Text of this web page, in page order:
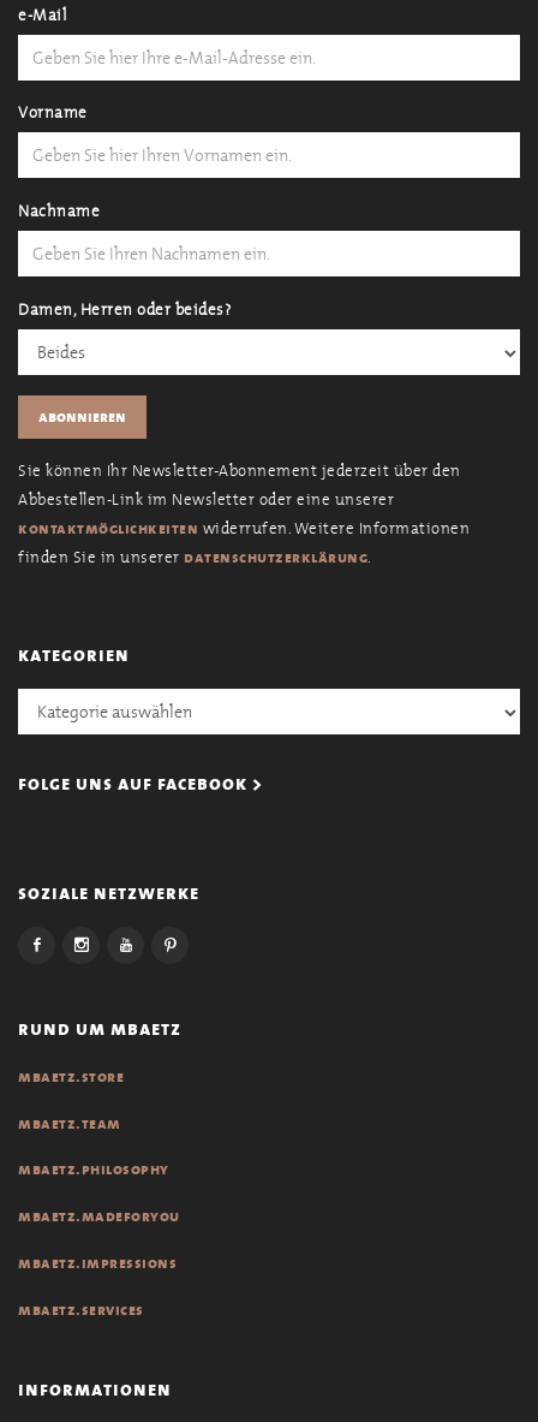
e-Mail
Vorname
Nachname
Damen, Herren oder beides?
Sie können Ihr Newsletter-Abonnement jederzeit über den
Abbestellen-Link im Newsletter oder eine unserer
kontaktmöglichkeiten widerrufen. Weitere Informationen
finden Sie in unserer datenschutzerklärung.
kategorien
Kategorien
folge uns auf facebook >
soziale netzwerke
rund um mbaetz
mbaetz.store
mbaetz.team
mbaetz.philosophy
mbaetz.madeforyou
mbaetz.impressions
mbaetz.services
informationen